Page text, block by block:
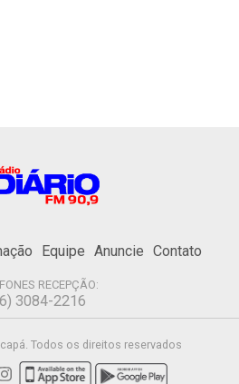
Equipe Anuncie Contato
RECEPÇÃO:
3084-2216
Todos os direitos reservados